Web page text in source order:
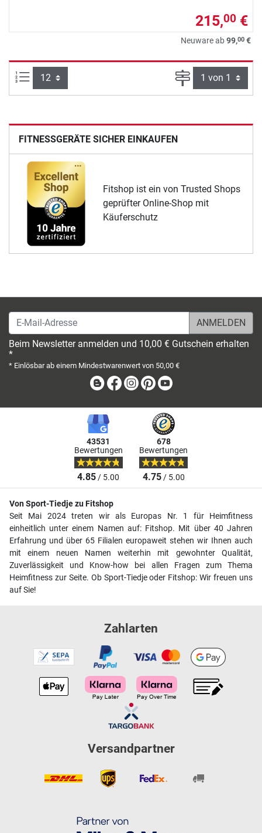
215,00 €
Neuware ab99,00 €
Artikel pro Seite: Seite
FITNESSGERÄTE SICHER EINKAUFEN
Fitshop ist ein von Trusted Shops
geprüfter Online-Shop mit
Käuferschutz
E-Mail-Adresse
Beim Newsletter anmelden und 10,00 € Gutschein erhalten
*
* Einlösbar ab einem Mindestwarenwert von 50,00 €
BlogFacebook
Instagram
Pinterest
43531
Bewertungen
4.85/ 5.00
678
Bewertungen
4.75/ 5.00
Von Sport-Tiedje zu Fitshop
Seit Mai 2024 treten wir als Europas Nr. 1 für Heimfitness
einheitlich unter einem Namen auf: Fitshop. Mit über 40 Jahren
Erfahrung und über 65 Filialen europaweit stehen wir Ihnen auch
mit einem neuen Namen weiterhin mit gewohnter Qualität,
Zuverlässigkeit und Know-how bei allen Fragen zum Thema
Heimfitness zur Seite. Ob Sport-Tiedje oder Fitshop: Wir freuen uns
auf Sie!
Zahlarten
Versandpartner